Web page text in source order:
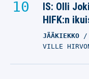
IS: Olli
HIFK:n
JÄÄKIEKKO
VILLE